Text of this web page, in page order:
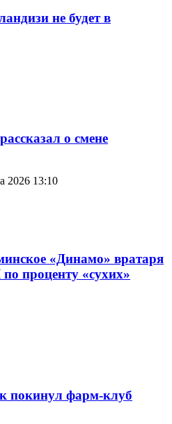
не будет в
о смене
2026 13:10
«Динамо» вратаря
проценту «сухих»
покинул фарм-клуб